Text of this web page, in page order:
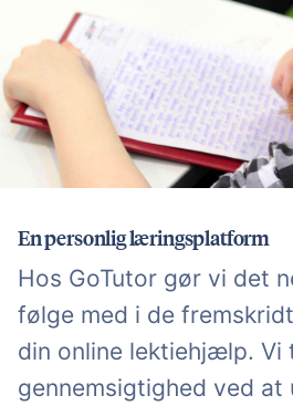
En personlig læringsplatform
Hos GoTutor gør vi det
følge med i de
din online lektiehjælp. Vi
gennemsigtighed ved at